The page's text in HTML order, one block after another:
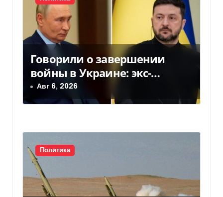
с
я
м
Говорили о завершении
войны в Украине: экс-
чиновники ЕС и РФ провели
тайные переговоры, — СМИ
Авг 6, 2026
Политика